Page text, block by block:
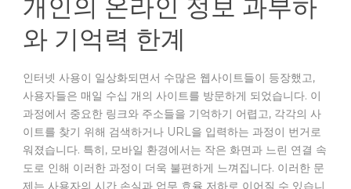
개인의 온라인 정보 과부하
와 기억력 한계
인터넷 사용이 일상화되면서 수많은 웹사이트들이 등장했고,
사용자들은 매일 수십 개의 사이트를 방문하게 되었습니다. 이
과정에서 중요한 링크와 주소들을 기억하기 어렵고, 각각의 사
이트를 찾기 위해 검색하거나 URL을 입력하는 과정이 번거로
워졌습니다. 특히, 모바일 환경에서는 작은 화면과 느린 연결 속
도로 인해 이러한 과정이 더욱 불편하게 느껴집니다. 이러한 문
제는 사용자의 시간 손실과 업무 효율 저하로 이어질 수 있습니